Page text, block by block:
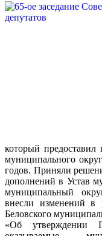
который
муниципального
годов. Приняли
дополнений в Устав
муниципальный
внесли изменений в
Беловского
«Об утверждении